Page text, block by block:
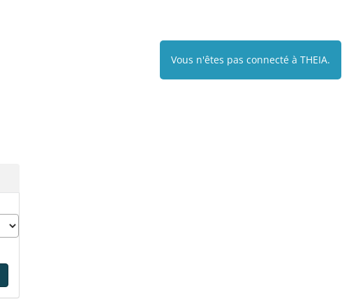
Vous n'êtes pas connecté à THEIA.